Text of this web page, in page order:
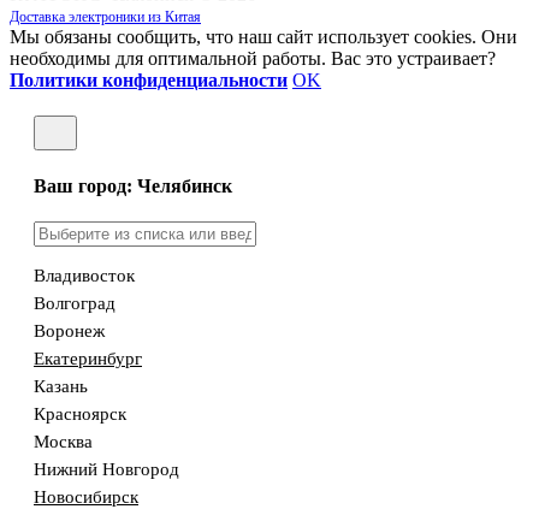
Доставка электроники из Китая
Мы обязаны сообщить, что наш сайт использует cookies. Они
необходимы для оптимальной работы. Вас это устраивает?
Политики конфиденциальности OK
Ваш город: Челябинск
Владивосток
Волгоград
Воронеж
Екатеринбург
Казань
Красноярск
Москва
Нижний Новгород
Новосибирск